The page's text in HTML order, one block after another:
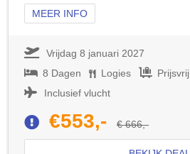
MEER INFO
Vrijdag 8 januari 2027
8 Dagen
Logies
Prijsvrij
Inclusief vlucht
€553,- € 666,-